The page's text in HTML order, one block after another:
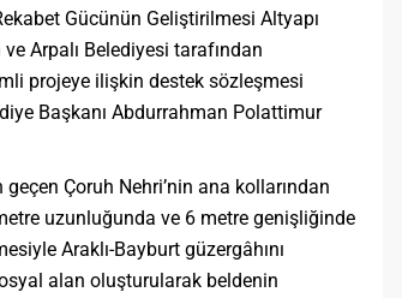
Gücünün Geliştirilmesi Altyapı
Arpalı Belediyesi tarafından
projeye ilişkin destek sözleşmesi
Başkanı Abdurrahman Polattimur
geçen Çoruh Nehri’nin ana kollarından
uzunluğunda ve 6 metre genişliğinde
Araklı-Bayburt güzergâhını
alan oluşturularak beldenin